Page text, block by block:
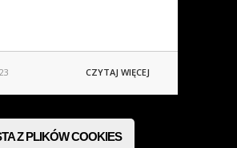
CZYTAJ WIĘCEJ
Z PLIKÓW COOKIES